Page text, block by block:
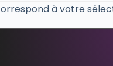
à votre